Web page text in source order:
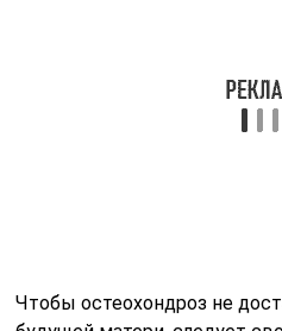
назначить адекватную
вреда плоду и будущей маме
позвоночника в период